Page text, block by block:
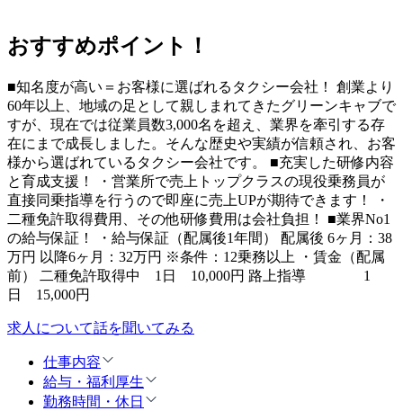
おすすめポイント！
■知名度が高い＝お客様に選ばれるタクシー会社！ 創業より
60年以上、地域の足として親しまれてきたグリーンキャブで
すが、現在では従業員数3,000名を超え、業界を牽引する存
在にまで成長しました。そんな歴史や実績が信頼され、お客
様から選ばれているタクシー会社です。 ■充実した研修内容
と育成支援！ ・営業所で売上トップクラスの現役乗務員が
直接同乗指導を行うので即座に売上UPが期待できます！ ・
二種免許取得費用、その他研修費用は会社負担！ ■業界No1
の給与保証！ ・給与保証（配属後1年間） 配属後 6ヶ月：38
万円 以降6ヶ月：32万円 ※条件：12乗務以上 ・賃金（配属
前） 二種免許取得中 1日 10,000円 路上指導 1
日 15,000円
求人について話を聞いてみる
仕事内容
給与・福利厚生
勤務時間・休日